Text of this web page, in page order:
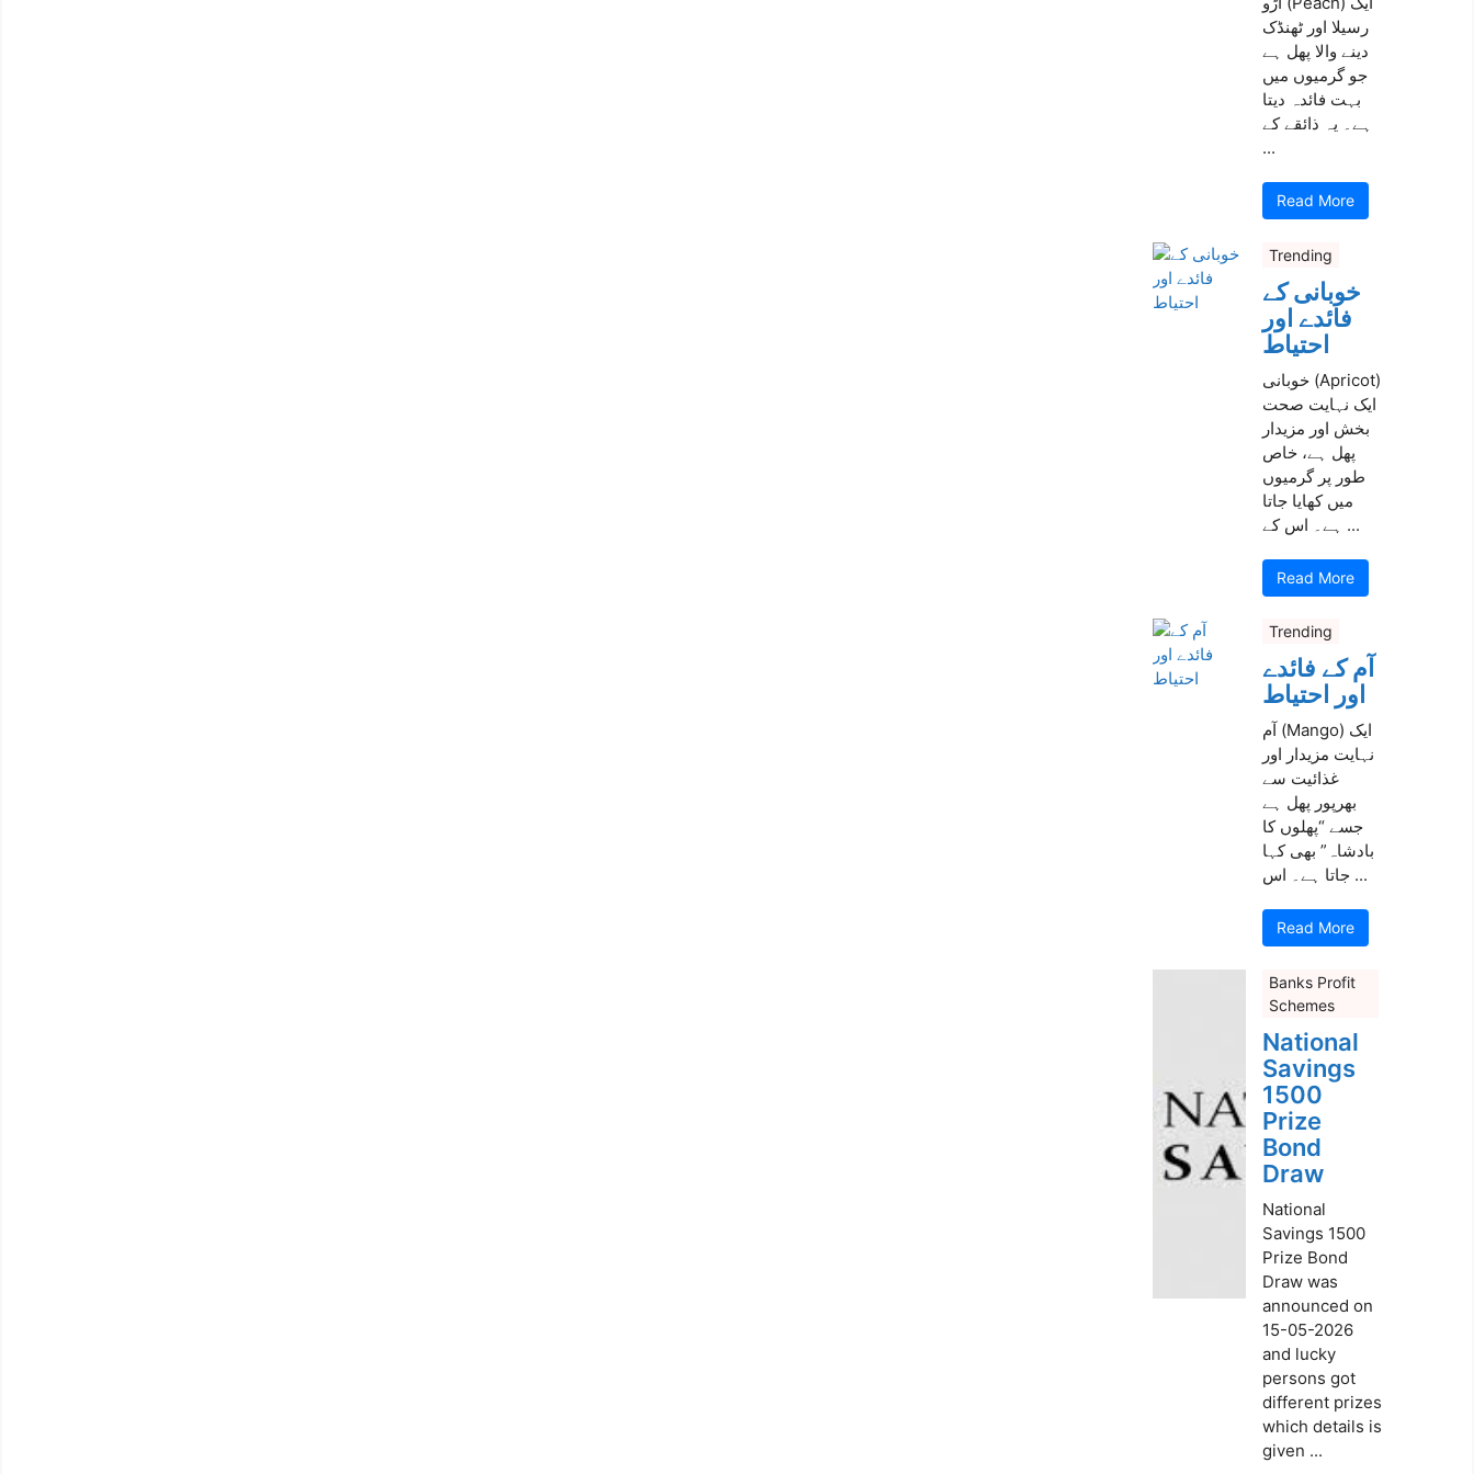
رسیلا اور ٹھنڈک
دینے والا پھل ہے
جو گرمیوں میں
بہت فائدہ دیتا
ہے۔ یہ ذائقے کے
...
Read More
Trending
خوبانی کے
فائدے اور
احتیاط
خوبانی (Apricot)
ایک نہایت صحت
بخش اور مزیدار
پھل ہے، خاص
طور پر گرمیوں
میں کھایا جاتا
ہے۔ اس کے ...
Read More
Trending
آم کے فائدے
اور احتیاط
آم (Mango) ایک
نہایت مزیدار اور
غذائیت سے
بھرپور پھل ہے
جسے “پھلوں کا
بادشاہ” بھی کہا
جاتا ہے۔ اس ...
Read More
Banks Profit
Schemes
National
Savings
1500
Prize
Bond
Draw
National
Savings 1500
Prize Bond
Draw was
announced on
15-05-2026
and lucky
persons got
different prizes
which details is
given ...